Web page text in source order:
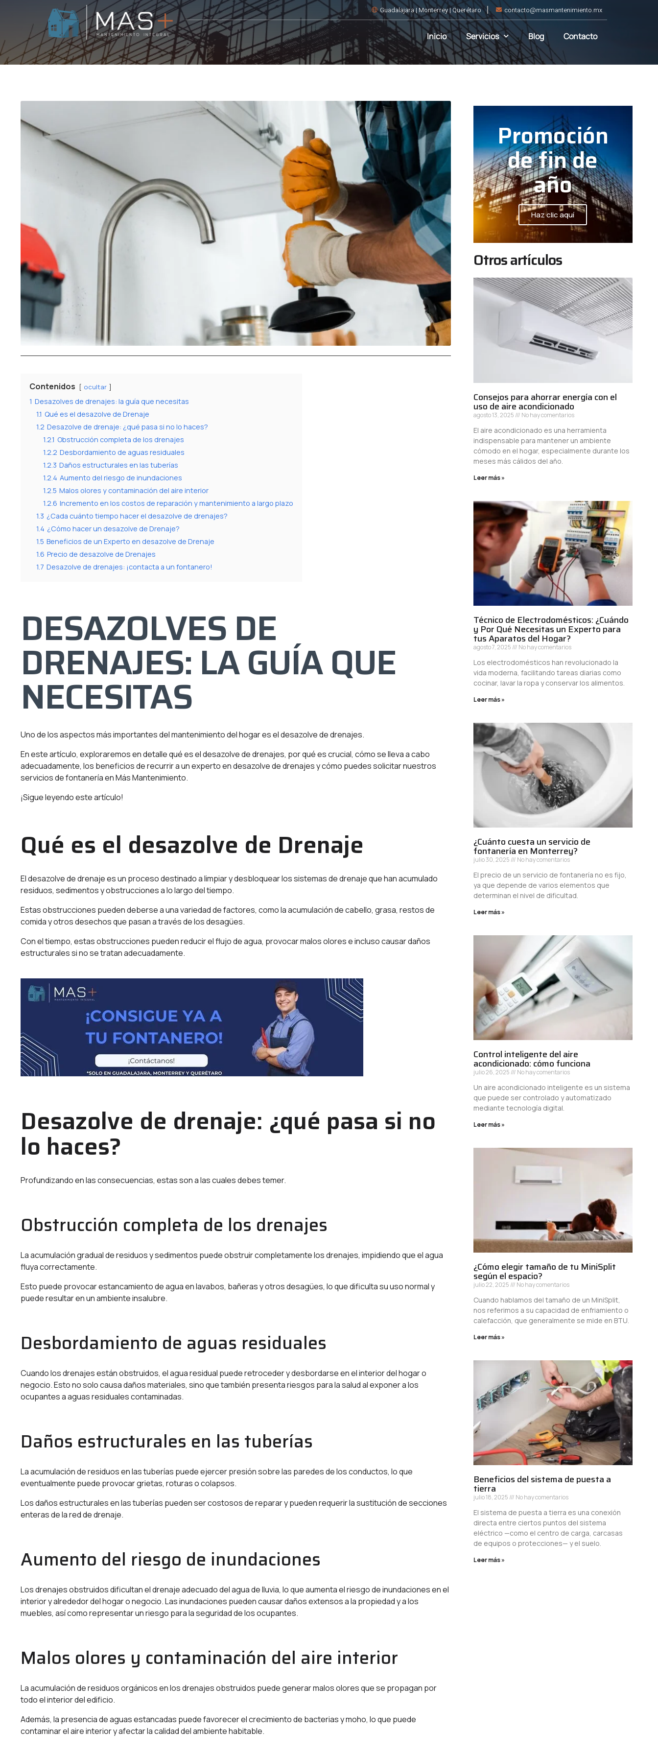
Guadalajara | Monterrey | Querétaro contacto@masmantenimiento.mx
Inicio Servicios Blog Contacto
Contenidos ocultar
1 Desazolves de drenajes: la guía que necesitas
1.1 Qué es el desazolve de Drenaje
1.2 Desazolve de drenaje: ¿qué pasa si no lo haces?
1.2.1 Obstrucción completa de los drenajes
1.2.2 Desbordamiento de aguas residuales
1.2.3 Daños estructurales en las tuberías
1.2.4 Aumento del riesgo de inundaciones
1.2.5 Malos olores y contaminación del aire interior
1.2.6 Incremento en los costos de reparación y mantenimiento a largo plazo
1.3 ¿Cada cuánto tiempo hacer el desazolve de drenajes?
1.4 ¿Cómo hacer un desazolve de Drenaje?
1.5 Beneficios de un Experto en desazolve de Drenaje
1.6 Precio de desazolve de Drenajes
1.7 Desazolve de drenajes: ¡contacta a un fontanero!
DESAZOLVES DE
DRENAJES: LA GUÍA QUE
NECESITAS
Uno de los aspectos más importantes del mantenimiento del hogar es el desazolve de drenajes.
En este artículo, exploraremos en detalle qué es el desazolve de drenajes, por qué es crucial, cómo se lleva a cabo
adecuadamente, los beneficios de recurrir a un experto en desazolve de drenajes y cómo puedes solicitar nuestros
servicios de fontanería en Más Mantenimiento.
¡Sigue leyendo este artículo!
Qué es el desazolve de Drenaje
El desazolve de drenaje es un proceso destinado a limpiar y desbloquear los sistemas de drenaje que han acumulado
residuos, sedimentos y obstrucciones a lo largo del tiempo.
Estas obstrucciones pueden deberse a una variedad de factores, como la acumulación de cabello, grasa, restos de
comida y otros desechos que pasan a través de los desagües.
Con el tiempo, estas obstrucciones pueden reducir el flujo de agua, provocar malos olores e incluso causar daños
estructurales si no se tratan adecuadamente.
Desazolve de drenaje: ¿qué pasa si no
lo haces?
Profundizando en las consecuencias, estas son a las cuales debes temer.
Obstrucción completa de los drenajes
La acumulación gradual de residuos y sedimentos puede obstruir completamente los drenajes, impidiendo que el agua
fluya correctamente.
Esto puede provocar estancamiento de agua en lavabos, bañeras y otros desagües, lo que dificulta su uso normal y
puede resultar en un ambiente insalubre.
Desbordamiento de aguas residuales
Cuando los drenajes están obstruidos, el agua residual puede retroceder y desbordarse en el interior del hogar o
negocio. Esto no solo causa daños materiales, sino que también presenta riesgos para la salud al exponer a los
ocupantes a aguas residuales contaminadas.
Daños estructurales en las tuberías
La acumulación de residuos en las tuberías puede ejercer presión sobre las paredes de los conductos, lo que
eventualmente puede provocar grietas, roturas o colapsos.
Los daños estructurales en las tuberías pueden ser costosos de reparar y pueden requerir la sustitución de secciones
enteras de la red de drenaje.
Aumento del riesgo de inundaciones
Los drenajes obstruidos dificultan el drenaje adecuado del agua de lluvia, lo que aumenta el riesgo de inundaciones en el
interior y alrededor del hogar o negocio. Las inundaciones pueden causar daños extensos a la propiedad y a los
muebles, así como representar un riesgo para la seguridad de los ocupantes.
Malos olores y contaminación del aire interior
La acumulación de residuos orgánicos en los drenajes obstruidos puede generar malos olores que se propagan por
todo el interior del edificio.
Además, la presencia de aguas estancadas puede favorecer el crecimiento de bacterias y moho, lo que puede
contaminar el aire interior y afectar la calidad del ambiente habitable.
Promoción
de fin de
año
Haz clic aquí
Otros artículos
Consejos para ahorrar energía con el
uso de aire acondicionado
agosto 13, 2025 No hay comentarios
El aire acondicionado es una herramienta
indispensable para mantener un ambiente
cómodo en el hogar, especialmente durante los
meses más cálidos del año.
Leer más »
Técnico de Electrodomésticos: ¿Cuándo
y Por Qué Necesitas un Experto para
tus Aparatos del Hogar?
agosto 7, 2025 No hay comentarios
Los electrodomésticos han revolucionado la
vida moderna, facilitando tareas diarias como
cocinar, lavar la ropa y conservar los alimentos.
Leer más »
¿Cuánto cuesta un servicio de
fontanería en Monterrey?
julio 30, 2025 No hay comentarios
El precio de un servicio de fontanería no es fijo,
ya que depende de varios elementos que
determinan el nivel de dificultad.
Leer más »
Control inteligente del aire
acondicionado: cómo funciona
julio 26, 2025 No hay comentarios
Un aire acondicionado inteligente es un sistema
que puede ser controlado y automatizado
mediante tecnología digital.
Leer más »
¿Cómo elegir tamaño de tu MiniSplit
según el espacio?
julio 22, 2025 No hay comentarios
Cuando hablamos del tamaño de un MiniSplit,
nos referimos a su capacidad de enfriamiento o
calefacción, que generalmente se mide en BTU.
Leer más »
Beneficios del sistema de puesta a
tierra
julio 18, 2025 No hay comentarios
El sistema de puesta a tierra es una conexión
directa entre ciertos puntos del sistema
eléctrico —como el centro de carga, carcasas
de equipos o protecciones— y el suelo.
Leer más »